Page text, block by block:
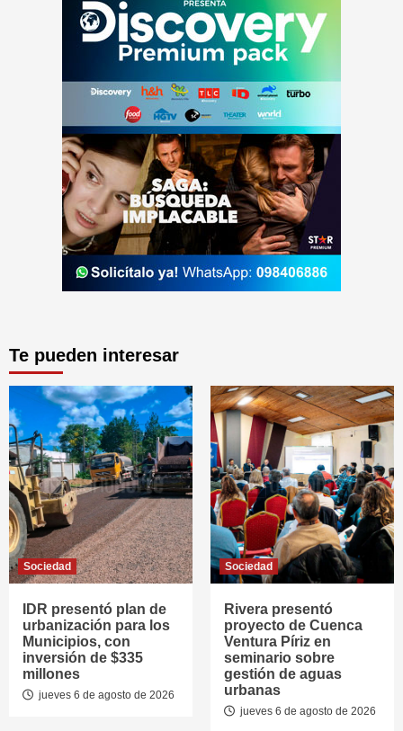
Te pueden interesar
Sociedad
IDR presentó plan de
urbanización para los
Municipios, con
inversión de $335
millones
jueves 6 de agosto de 2026
Sociedad
Rivera presentó
proyecto de Cuenca
Ventura Píriz en
seminario sobre
gestión de aguas
urbanas
jueves 6 de agosto de 2026